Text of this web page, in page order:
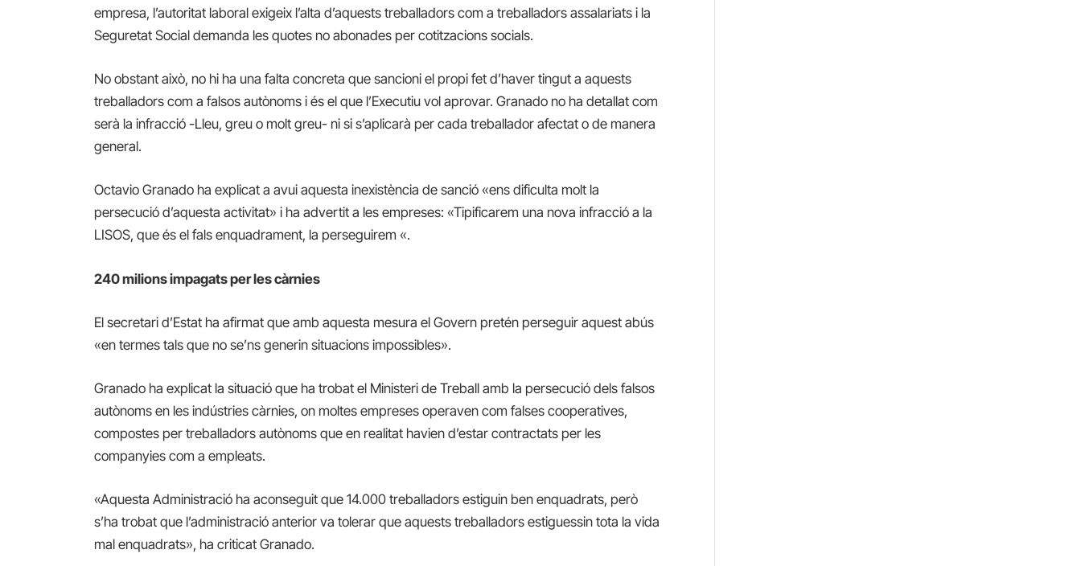
empresa, l’autoritat laboral exigeix ​​l’alta d’aquests treballadors com a treballadors assalariats i la
Seguretat Social demanda les quotes no abonades per cotitzacions socials.
No obstant això, no hi ha una falta concreta que sancioni el propi fet d’haver tingut a aquests
treballadors com a falsos autònoms i és el que l’Executiu vol aprovar. Granado no ha detallat com
serà la infracció -Lleu, greu o molt greu- ni si s’aplicarà per cada treballador afectat o de manera
general.
Octavio Granado ha explicat a avui aquesta inexistència de sanció «ens dificulta molt la
persecució d’aquesta activitat» i ha advertit a les empreses: «Tipificarem una nova infracció a la
LISOS, que és el fals enquadrament, la perseguirem «.
240 milions impagats per les càrnies
El secretari d’Estat ha afirmat que amb aquesta mesura el Govern pretén perseguir aquest abús
«en termes tals que no se’ns generin situacions impossibles».
Granado ha explicat la situació que ha trobat el Ministeri de Treball amb la persecució dels falsos
autònoms en les indústries càrnies, on moltes empreses operaven com falses cooperatives,
compostes per treballadors autònoms que en realitat havien d’estar contractats per les
companyies com a empleats.
«Aquesta Administració ha aconseguit que 14.000 treballadors estiguin ben enquadrats, però
s’ha trobat que l’administració anterior va tolerar que aquests treballadors estiguessin tota la vida
mal enquadrats», ha criticat Granado.